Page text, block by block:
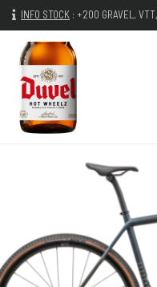
INFO STOCK : +200 GRAVEL, VTT, VTC,